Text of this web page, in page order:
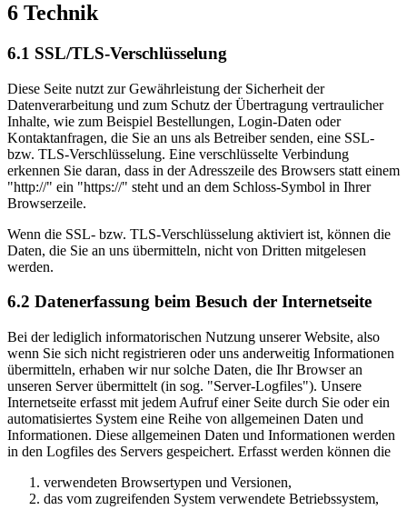
6 Technik
6.1 SSL/TLS-Verschlüsselung
Diese Seite nutzt zur Gewährleistung der Sicherheit der
Datenverarbeitung und zum Schutz der Übertragung vertraulicher
Inhalte, wie zum Beispiel Bestellungen, Login-Daten oder
Kontaktanfragen, die Sie an uns als Betreiber senden, eine SSL-
bzw. TLS-Verschlüsselung. Eine verschlüsselte Verbindung
erkennen Sie daran, dass in der Adresszeile des Browsers statt einem
"http://" ein "https://" steht und an dem Schloss-Symbol in Ihrer
Browserzeile.
Wenn die SSL- bzw. TLS-Verschlüsselung aktiviert ist, können die
Daten, die Sie an uns übermitteln, nicht von Dritten mitgelesen
werden.
6.2 Datenerfassung beim Besuch der Internetseite
Bei der lediglich informatorischen Nutzung unserer Website, also
wenn Sie sich nicht registrieren oder uns anderweitig Informationen
übermitteln, erhaben wir nur solche Daten, die Ihr Browser an
unseren Server übermittelt (in sog. "Server-Logfiles"). Unsere
Internetseite erfasst mit jedem Aufruf einer Seite durch Sie oder ein
automatisiertes System eine Reihe von allgemeinen Daten und
Informationen. Diese allgemeinen Daten und Informationen werden
in den Logfiles des Servers gespeichert. Erfasst werden können die
verwendeten Browsertypen und Versionen,
das vom zugreifenden System verwendete Betriebssystem,